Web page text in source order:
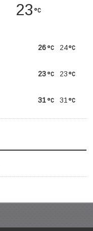
23
24
26
23
23
31
31